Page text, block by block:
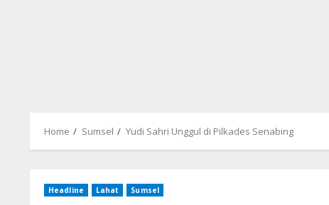
Home Sumsel Yudi Sahri Unggul di Pilkades Senabing
Headline Lahat Sumsel